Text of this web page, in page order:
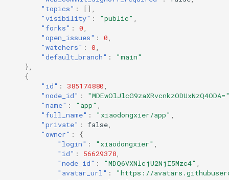
"topics" :
[],
"visibility" : "public"
"forks" : 0
"open_issues" : 0
"watchers" : 0
"default_branch" :
"main"
},
{
"id" : 385174880
"node_id" :
"name" : "app"
"full_name" : "xiaodongxier/app"
"private" : false
"owner" :
{
"login" : "xiaodongxier"
"id" : 56629378
"node_id" : "MDQ6VXNlcjU2NjI5Mzc4"
"avatar_url" :
"https://